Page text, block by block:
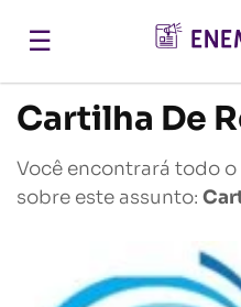
☰
Cartilha De
Você encontrará todo
sobre este assunto: